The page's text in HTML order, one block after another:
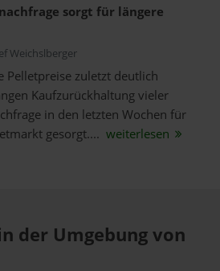
sorgt für längere
Weichslberger
Pelletpreise zuletzt deutlich
Kaufzurückhaltung vieler
in den letzten Wochen für
gesorgt.... weiterlesen
der Umgebung von